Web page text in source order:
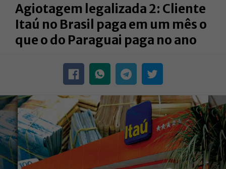
Agiotagem legalizada 2: Cliente
Itaú no Brasil paga em um mês o
que o do Paraguai paga no ano